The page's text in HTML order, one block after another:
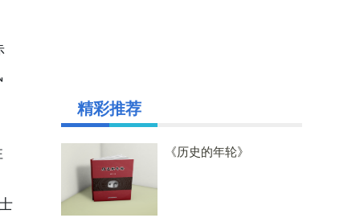
精彩推荐
《历史的年轮》